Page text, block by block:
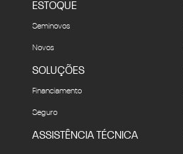
ESTOQUE
Seminovos
Novos
SOLUÇÕES
Financiamento
Seguro
ASSISTÊNCIA TÉCNICA